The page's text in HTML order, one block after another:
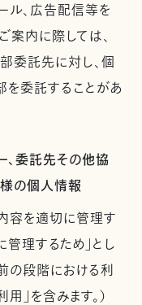
ル、広告配信等を
案内に際しては、
委託先に対し、個
委託することがあ
、委託先その他協
の個人情報
容を適切に管理す
管理するため」とし
の段階における利
」を含みます。）